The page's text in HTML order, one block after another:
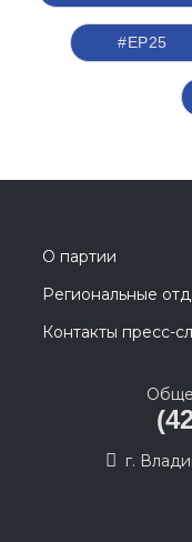
#ЕР25
О партии
Региональные
Контакты пресс-
г.